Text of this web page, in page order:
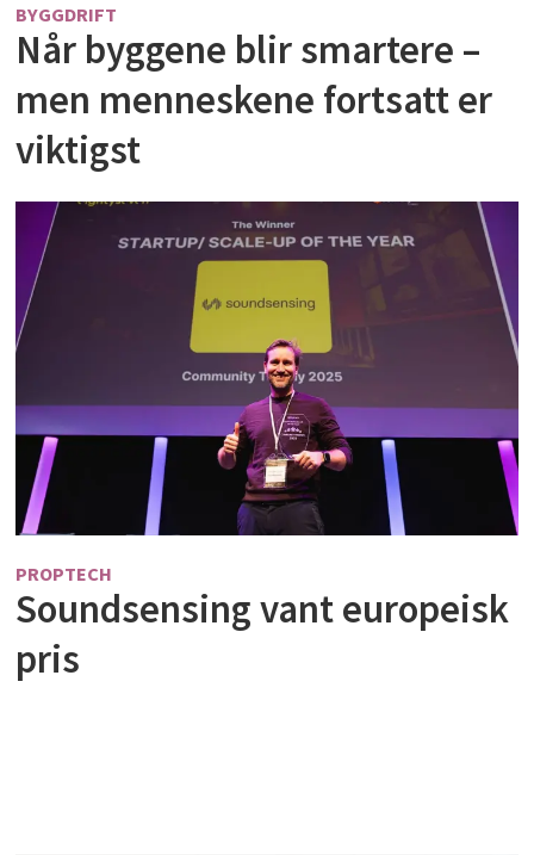
BYGGDRIFT
Når byggene blir smartere –
men menneskene fortsatt er
viktigst
PROPTECH
Soundsensing vant europeisk
pris